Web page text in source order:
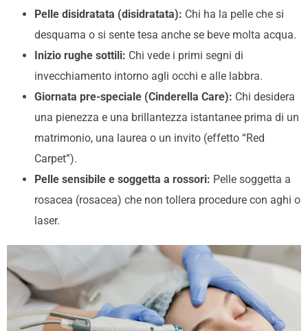
Pelle disidratata (disidratata): Chi ha la pelle che si
desquama o si sente tesa anche se beve molta acqua.
Inizio rughe sottili: Chi vede i primi segni di
invecchiamento intorno agli occhi e alle labbra.
Giornata pre-speciale (Cinderella Care): Chi desidera
una pienezza e una brillantezza istantanee prima di un
matrimonio, una laurea o un invito (effetto “Red
Carpet”).
Pelle sensibile e soggetta a rossori: Pelle soggetta a
rosacea (rosacea) che non tollera procedure con aghi o
laser.